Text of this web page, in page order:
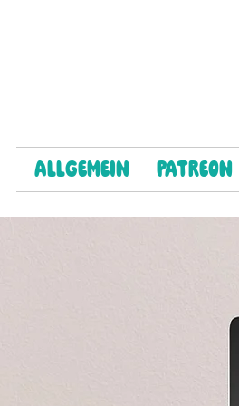
Allgemein Patreon